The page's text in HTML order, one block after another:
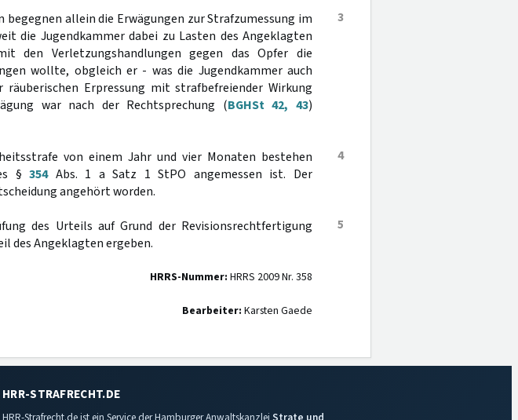
3
begegnen allein die Erwägungen zur Strafzumessung im
die Jugendkammer dabei zu Lasten des Angeklagten
den Verletzungshandlungen gegen das Opfer die
wollte, obgleich er - was die Jugendkammer auch
Erpressung mit strafbefreiender Wirkung
war nach der Rechtsprechung (BGHSt 42, 43)
4
von einem Jahr und vier Monaten bestehen
§354Abs. 1 a Satz 1 StPO angemessen ist. Der
angehört worden.
5
des Urteils auf Grund der Revisionsrechtfertigung
des Angeklagten ergeben.
HRRS-Nummer: HRRS 2009 Nr. 358
Bearbeiter: Karsten Gaede
HRR-STRAFRECHT.DE